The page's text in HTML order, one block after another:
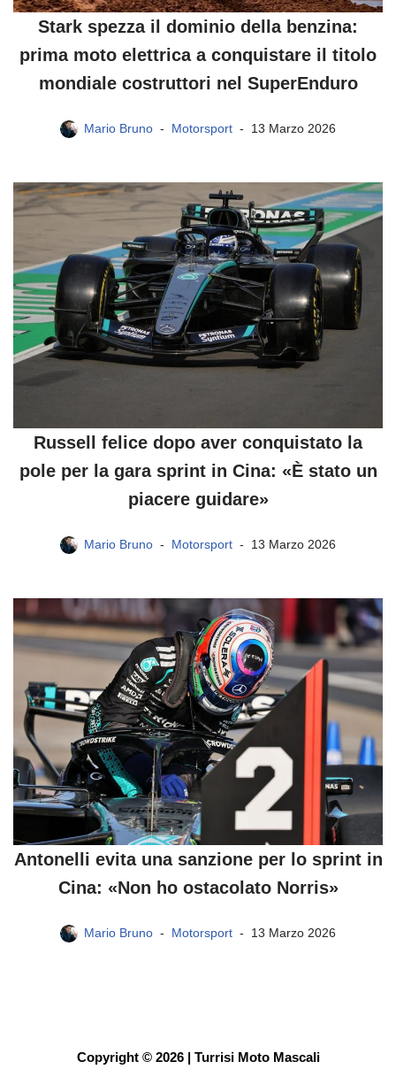
Stark spezza il dominio della benzina:
prima moto elettrica a conquistare il titolo
mondiale costruttori nel SuperEnduro
Mario Bruno Motorsport 13 Marzo 2026
Russell felice dopo aver conquistato la
pole per la gara sprint in Cina: «È stato un
piacere guidare»
Mario Bruno Motorsport 13 Marzo 2026
Antonelli evita una sanzione per lo sprint in
Cina: «Non ho ostacolato Norris»
Mario Bruno Motorsport 13 Marzo 2026
Copyright © 2026 | Turrisi Moto Mascali